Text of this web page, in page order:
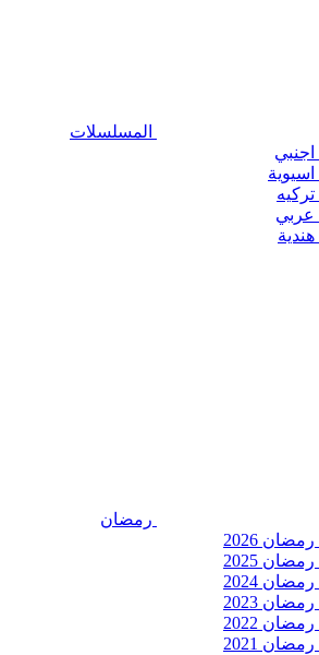
المسلسلات
رمضان
2026
2025
2024
2023
2022
2021